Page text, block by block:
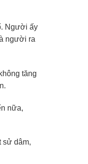
Người ấy
người ra
tăng
nữa,
sử dâm,